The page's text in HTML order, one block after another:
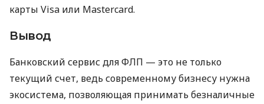
карты Visa или Mastercard.
Вывод
Банковский сервис для ФЛП — это не только
текущий счет, ведь современному бизнесу нужна
экосистема, позволяющая принимать безналичные